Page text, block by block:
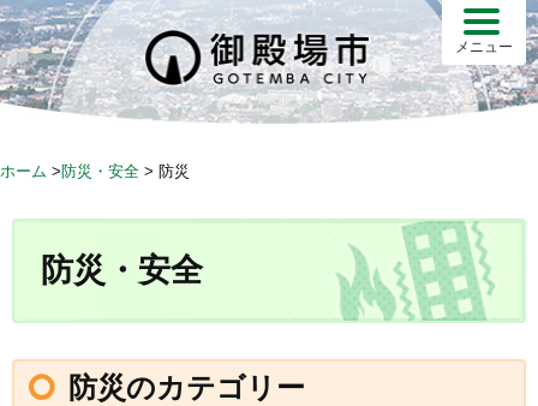
S
k
i
p
メニュー
ホーム >防災・安全 > 防災
防災・安全
防災のカテゴリー